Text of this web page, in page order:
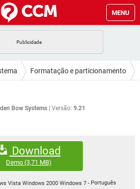
MENU
FACEBOOK
GMAIL
WHATSAPP
EXCEL
GMAIL
FACEBOOK
EXCEL
GMAIL
WHATSAPP
Formatação e particionamento
Bow Systems Versão: 9.21
Download
Demo (3,71 MB)
Vista Windows 2000 Windows 7 - Português